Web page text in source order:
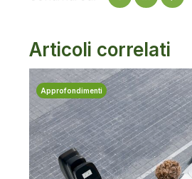
Articoli correlati
Approfondimenti